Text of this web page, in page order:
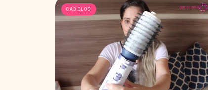
CABELOS